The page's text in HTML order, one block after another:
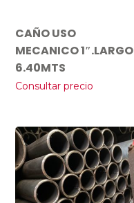
CAÑO USO
MECANICO 1″.LARGO
6.40MTS
Consultar precio